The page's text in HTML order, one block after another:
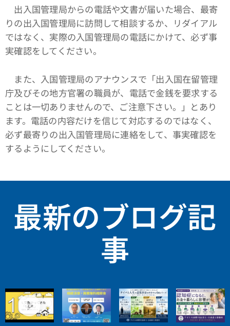
出入国管理局からの電話や文書が届いた場合、最寄
りの出入国管理局に訪問して相談するか、リダイアル
ではなく、実際の入国管理局の電話にかけて、必ず事
実確認をしてください。
また、入国管理局のアナウンスで「出入国在留管理
庁及びその地方官署の職員が、電話で金銭を要求する
ことは一切ありませんので、ご注意下さい。」とあり
ます。電話の内容だけを信じて対応するのではなく、
必ず最寄りの出入国管理局に連絡をして、事実確認を
するようにしてください。
最新のブログ記
事